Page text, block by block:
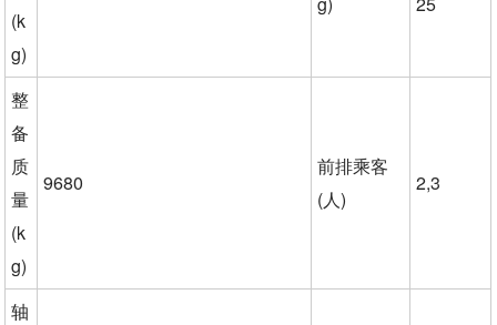
(k
g)
整
备
质
量
(k
g)
9680
前排乘客
(人)
2,3
轴